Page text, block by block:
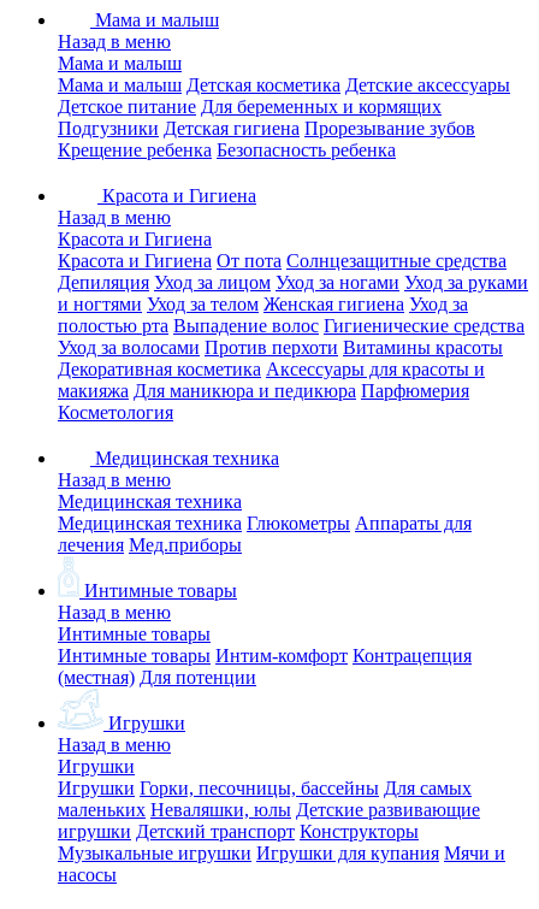
Мама и малыш
Назад в меню
Мама и малыш
Мама и малыш Детская косметика Детские аксессуары
Детское питание Для беременных и кормящих
Подгузники Детская гигиена Прорезывание зубов
Крещение ребенка Безопасность ребенка
Красота и Гигиена
Назад в меню
Красота и Гигиена
Красота и Гигиена От пота Солнцезащитные средства
Депиляция Уход за лицом Уход за ногами Уход за руками
и ногтями Уход за телом Женская гигиена Уход за
полостью рта Выпадение волос Гигиенические средства
Уход за волосами Против перхоти Витамины красоты
Декоративная косметика Аксессуары для красоты и
макияжа Для маникюра и педикюра Парфюмерия
Косметология
Медицинская техника
Назад в меню
Медицинская техника
Медицинская техника Глюкометры Аппараты для
лечения Мед.приборы
Интимные товары
Назад в меню
Интимные товары
Интимные товары Интим-комфорт Контрацепция
(местная) Для потенции
Игрушки
Назад в меню
Игрушки
Игрушки Горки, песочницы, бассейны Для самых
маленьких Неваляшки, юлы Детские развивающие
игрушки Детский транспорт Конструкторы
Музыкальные игрушки Игрушки для купания Мячи и
насосы